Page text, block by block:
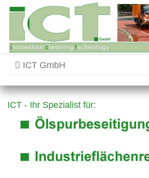
ICT GmbH
ICT - Ihr Spezialist für: